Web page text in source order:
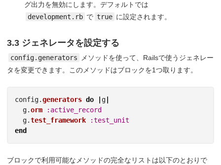
グ出力を無効にします。デフォルトでは
development.rb で true に設定されます。
3.3 ジェネレータを設定する
config.generators
メソッドを使って、Railsで使うジェネレー
タを変更できます。このメソッドはブロックを1つ取ります。
config.generators do g
g.orm
:active_record
g.test_framework
:test_unit
end
ブロックで利用可能なメソッドの完全なリストは以下のとおりで